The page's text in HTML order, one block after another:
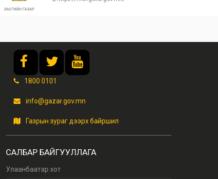
1800 0101
info@gazar.gov.mn
Газрын зураг дээрх байршил
САЛБАР БАЙГУУЛЛАГА
Улаанбаатар хот